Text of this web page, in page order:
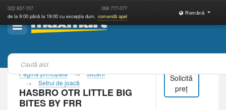
022 837-707 068 777-077
de la 9:00 până la 19:00 cu excepția dum. comandă apel
Română
Pagina principală
Jucării
Setrui de joacă
HASBRO OTR LITTLE BIG
BITES BY FRR
Solicită
preț